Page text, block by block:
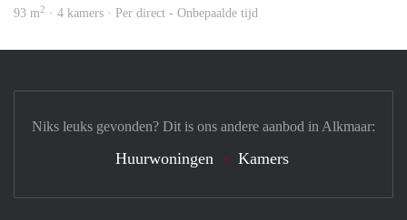
93 m2 · 4 kamers · Per direct - Onbepaalde tijd
Niks leuks gevonden? Dit is ons andere aanbod in Alkmaar:
Huurwoningen Kamers